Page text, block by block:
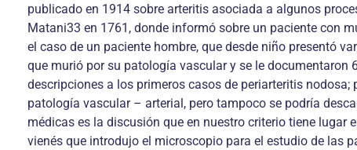
publicado en 1914 sobre arteritis asociada a algunos
Matani33 en 1761, donde informó sobre un paciente con
el caso de un paciente hombre, que desde niño presentó
que murió por su patología vascular y se le
descripciones a los primeros casos de periarteritis
patología vascular – arterial, pero tampoco se podría
médicas es la discusión que en nuestro criterio tiene lugar
vienés que introdujo el microscopio para el estudio de las